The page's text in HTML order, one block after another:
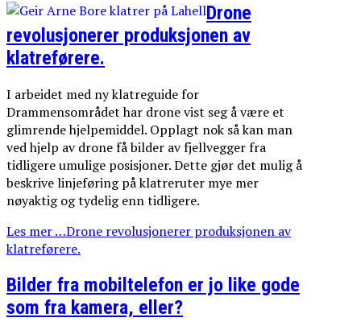
Drone
revolusjonerer produksjonen av
klatreførere.
I arbeidet med ny klatreguide for
Drammensområdet har drone vist seg å være et
glimrende hjelpemiddel. Opplagt nok så kan man
ved hjelp av drone få bilder av fjellvegger fra
tidligere umulige posisjoner. Dette gjør det mulig å
beskrive linjeføring på klatreruter mye mer
nøyaktig og tydelig enn tidligere.
Les mer …Drone revolusjonerer produksjonen av
klatreførere.
Bilder fra mobiltelefon er jo like gode
som fra kamera, eller?